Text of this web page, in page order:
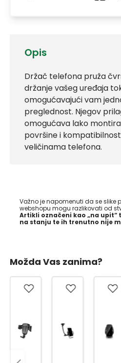
Opis
Držač telefona pruža
držanje vašeg uređaja
omogućavajući vam
preglednost. Njegov
omogućava lako
površine i
veličinama telefona.
Važno je napomenuti da se slike
webshopu mogu razlikovati od
Artikli označeni kao „na
na stanju te ih trenutno nije
Možda Vas zanima?